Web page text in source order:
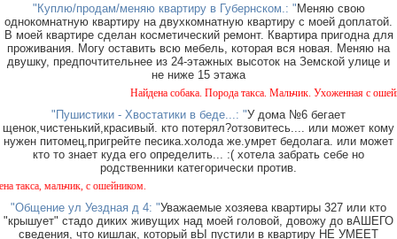
"Куплю/продам/меняю квартиру в Губернском.: " Меняю свою
однокомнатную квартиру на двухкомнатную квартиру с моей доплатой.
В моей квартире сделан косметический ремонт. Квартира пригодна для
проживания. Могу оставить всю мебель, которая вся новая. Меняю на
двушку, предпочтительнее из 24-этажных высоток на Земской улице и
не ниже 15 этажа
Найдена собака. Порода такса. Мальчик. Ухоженная с
"Пушистики - Хвостатики в беде...: "У дома №6 бегает
щенок,чистенький,красивый. кто потерял?отзовитесь.... или может кому
нужен питомец,пригрейте песика.холода же.умрет бедолага. или может
кто то знает куда его определить... :( хотела забрать себе но
родственники категорически против.
мальчик, с ошейником.
"Общение ул Уездная д 4: "Уважаемые хозяева квартиры 327 или кто
"крышует" стадо диких живущих над моей головой, довожу до вАШЕГО
сведения, что кишлак, который вЫ пустили в квартиру НЕ УМЕЕТ